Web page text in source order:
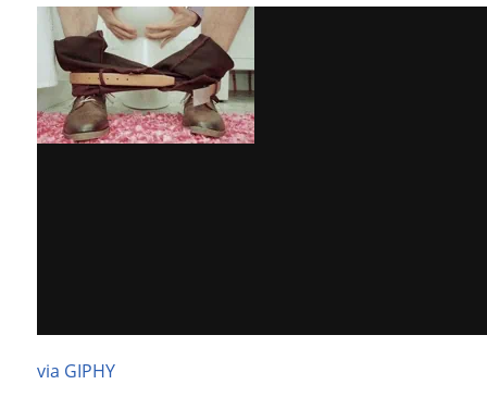
via GIPHY